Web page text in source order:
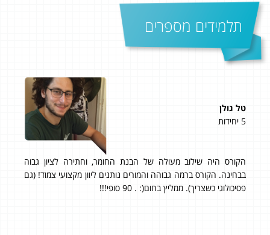
תלמידים מספרים
טל גולן
5 יחידות
הקורס היה שילוב מעולה של הבנת החומר, וחתירה לציון גבוה
בבחינה. הקורס ברמה גבוהה והמורים נותנים ליוון מקצועי צמוד! (גם
פסיכולוגי כשצריך). ממליץ בחום(: . 90 סופי!!!